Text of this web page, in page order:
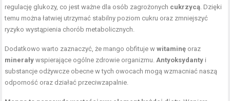
regulację glukozy, co jest ważne dla osób zagrożonych cukrzycą . Dzięki
temu można łatwiej utrzymać stabilny poziom cukru oraz zmniejszyć
ryzyko wystąpienia chorób metabolicznych.
Dodatkowo warto zaznaczyć, że mango obfituje wwitaminę oraz
minerały wspierające ogólne zdrowie organizmu. Antyoksydanty i
substancje odżywcze obecne w tych owocach mogą wzmacniać naszą
odporność oraz działać przeciwzapalnie.